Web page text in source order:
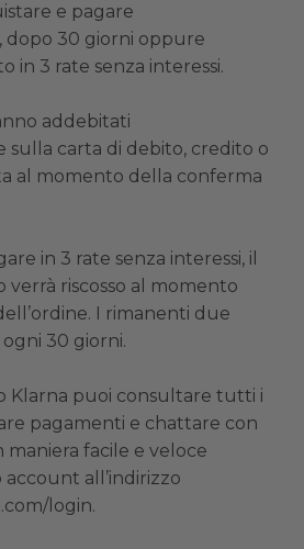
e pagare
dopo 30 giorni oppure
in 3 rate senza interessi.
addebitati
sulla carta di debito, credito o
al momento della conferma
in 3 rate senza interessi, il
riscosso al momento
I rimanenti due
30 giorni.
Klarna puoi consultare tutti i
pagamenti e chattare con
maniera facile e veloce
all’indirizzo
login.